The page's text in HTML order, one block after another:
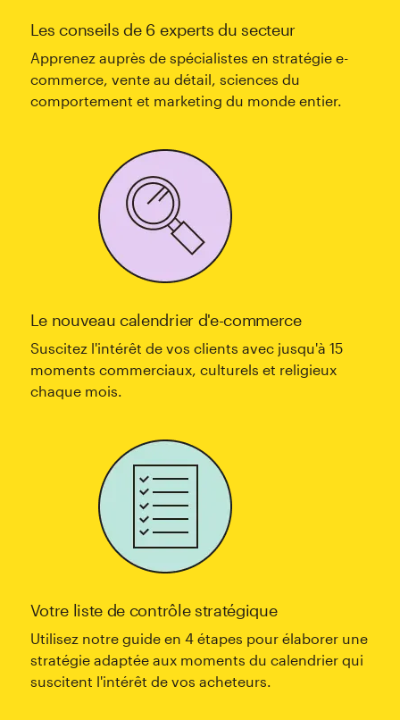
Les conseils de 6 experts du secteur
Apprenez auprès de spécialistes en stratégie e-
commerce, vente au détail, sciences du
comportement et marketing du monde entier.
Le nouveau calendrier d'e-commerce
Suscitez l'intérêt de vos clients avec jusqu'à 15
moments commerciaux, culturels et religieux
chaque mois.
Votre liste de contrôle stratégique
Utilisez notre guide en 4 étapes pour élaborer une
stratégie adaptée aux moments du calendrier qui
suscitent l'intérêt de vos acheteurs.